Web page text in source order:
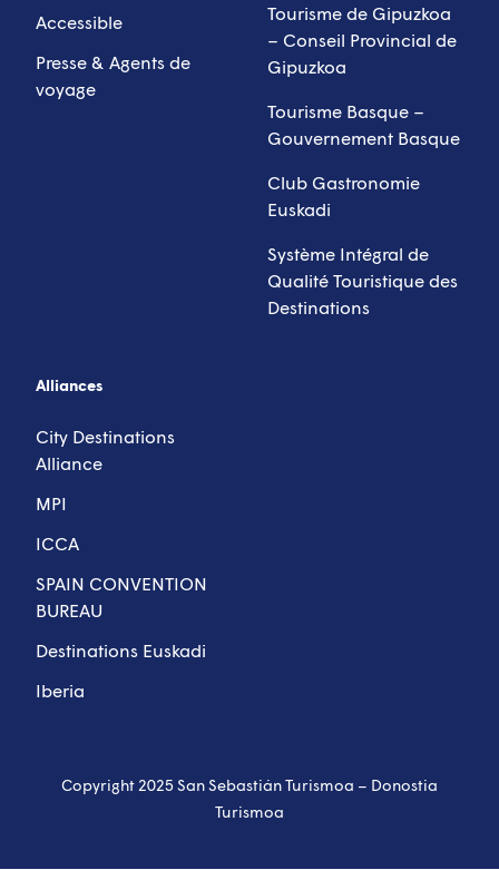
Accessible
Presse & Agents de
voyage
Tourisme de Gipuzkoa
– Conseil Provincial de
Gipuzkoa
Tourisme Basque –
Gouvernement Basque
Club Gastronomie
Euskadi
Système Intégral de
Qualité Touristique des
Destinations
Alliances
City Destinations
Alliance
MPI
ICCA
SPAIN CONVENTION
BUREAU
Destinations Euskadi
Iberia
Copyright 2025 San Sebastián Turismoa – Donostia
Turismoa